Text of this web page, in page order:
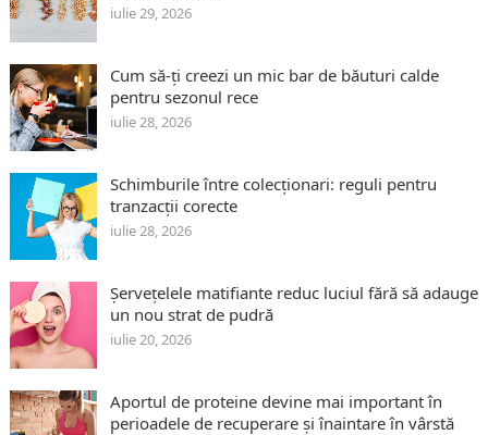
iulie 29, 2026
Cum să-ți creezi un mic bar de băuturi calde
pentru sezonul rece
iulie 28, 2026
Schimburile între colecționari: reguli pentru
tranzacții corecte
iulie 28, 2026
Șervețelele matifiante reduc luciul fără să adauge
un nou strat de pudră
iulie 20, 2026
Aportul de proteine devine mai important în
perioadele de recuperare și înaintare în vârstă